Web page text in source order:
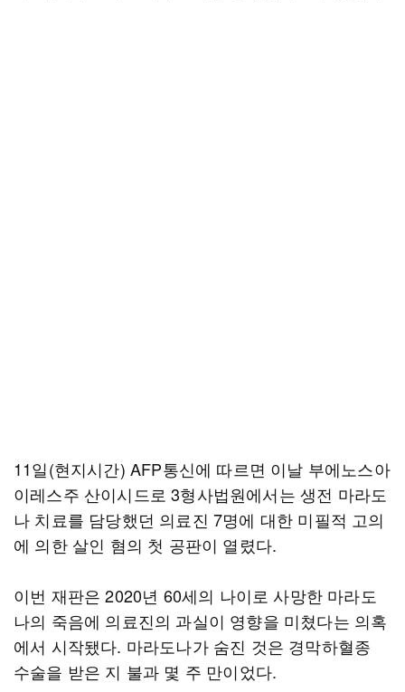
11일(현지시간) AFP통신에 따르면 이날 부에노스아
이레스주 산이시드로 3형사법원에서는 생전 마라도
나 치료를 담당했던 의료진 7명에 대한 미필적 고의
에 의한 살인 혐의 첫 공판이 열렸다.
이번 재판은 2020년 60세의 나이로 사망한 마라도
나의 죽음에 의료진의 과실이 영향을 미쳤다는 의혹
에서 시작됐다. 마라도나가 숨진 것은 경막하혈종
수술을 받은 지 불과 몇 주 만이었다.